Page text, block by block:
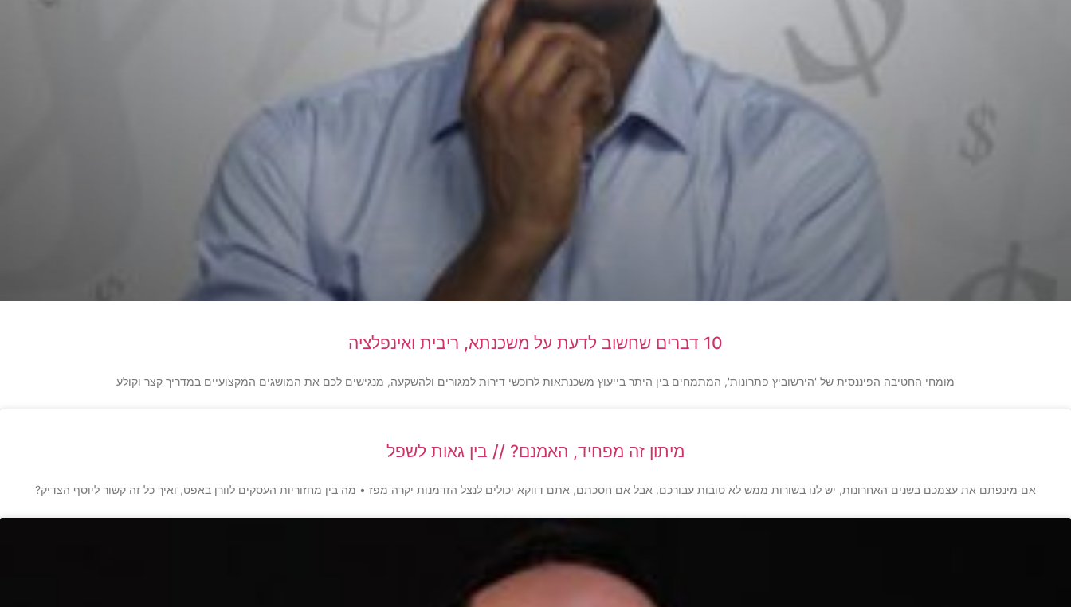
10 דברים שחשוב לדעת על משכנתא, ריבית ואינפלציה
מומחי החטיבה הפיננסית של 'הירשוביץ פתרונות', המתמחים בין היתר בייעוץ משכנתאות לרוכשי דירות למגורים ולהשקעה, מנגישים לכם את המושגים המקצועיים במדריך קצר וקולע
מיתון זה מפחיד, האמנם? // בין גאות לשפל
אם מינפתם את עצמכם בשנים האחרונות, יש לנו בשורות ממש לא טובות עבורכם. אבל אם חסכתם, אתם דווקא יכולים לנצל הזדמנות יקרה מפז • מה בין מחזוריות העסקים לוורן באפט, ואיך כל זה קשור ליוסף הצדיק?